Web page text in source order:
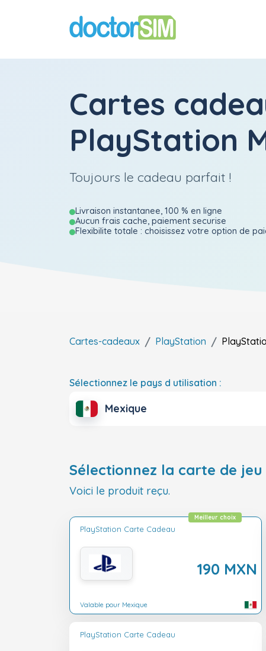
Cartes
PlayStation
Toujours le cadeau parfait !
Livraison instantanee, 100 % en ligne
Aucun frais cache, paiement securise
Flexibilite totale : choisissez votre option de
Cartes-cadeaux PlayStation
Sélectionnez le pays d utilisation :
Mexique
Sélectionnez la carte de jeu
Voici le produit reçu.
PlayStation Carte Cadeau
190 MXN
Meilleur choix
Valable pour Mexique
PlayStation Carte Cadeau